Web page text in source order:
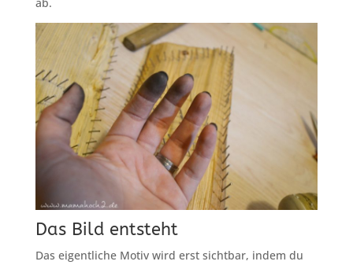
Das Bild entsteht
Das eigentliche Motiv wird erst sichtbar, indem du